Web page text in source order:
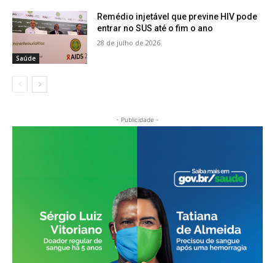
Saúde
Remédio injetável que previne HIV pode
entrar no SUS até o fim o ano
28 de julho de 2026
- Publicidade -